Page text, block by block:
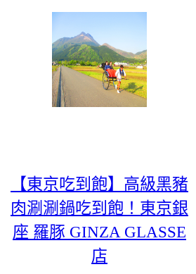
【東京吃到飽】高級黑豬
肉涮涮鍋吃到飽！東京銀
座 羅豚 GINZA GLASSE
店